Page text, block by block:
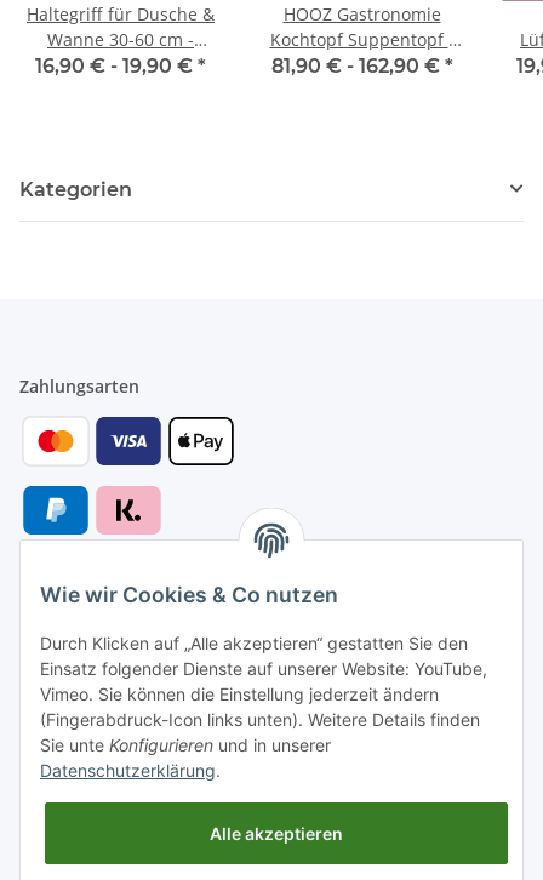
Haltegriff für Dusche &
Wanne 30-60 cm -
chrom
16,90 € - 19,90 € *
HOOZ Gastronomie
Kochtopf Suppentopf -
30 bis 100 Liter
81,90 € - 162,90 € *
Kategorien
Zahlungsarten
Versandarten
Versand nach
Wie wir Cookies & Co nutzen
Durch Klicken auf „Alle akzeptieren“ gestatten Sie den
Einsatz folgender Dienste auf unserer Website: YouTube,
Vimeo. Sie können die Einstellung jederzeit ändern
(Fingerabdruck-Icon links unten). Weitere Details finden
Sie unte Konfigurieren und in unserer
Datenschutzerklärung.
Alle akzeptieren